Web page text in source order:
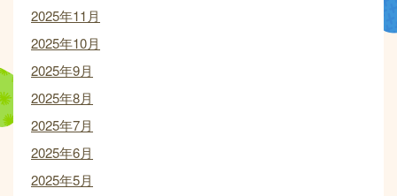
2025年11月
2025年10月
2025年9月
2025年8月
2025年7月
2025年6月
2025年5月